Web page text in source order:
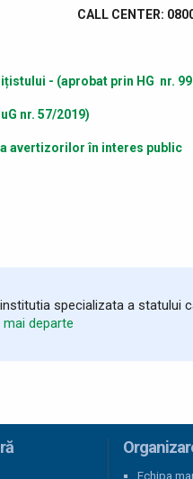
CALL CENTER:
- (aprobat prin HG nr.
nr. 57/2019)
avertizorilor în interes public
specializata a statului
mai departe
Echipa